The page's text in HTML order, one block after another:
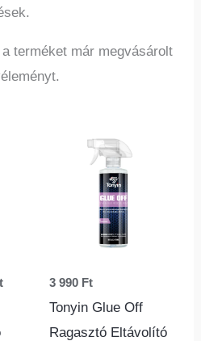
terméket már megvásárolt
változatok
3 990 Ft
Tonyin Glue Off
Ragasztó Eltávolító